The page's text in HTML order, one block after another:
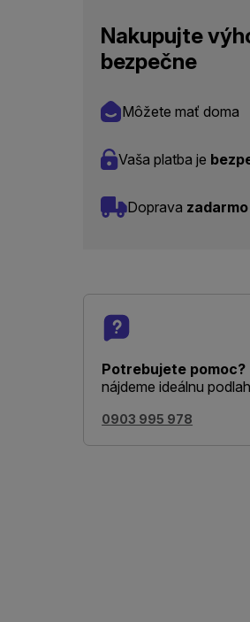
Nakupujte
bezpečne
Môžete mať doma
Vaša platba je
Doprava zadarmo
Potrebujete pomoc?
nájdeme ideálnu
0903 995 978